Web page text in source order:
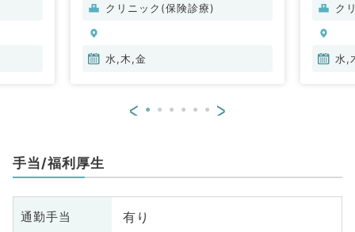
クリニック(保険診療)
水,木,金
ク
水,
< >
手当/福利厚生
通勤手当 有り